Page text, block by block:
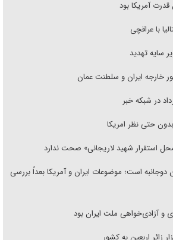
قدرت آمریکا بود
با عراقچی
سایه تهدید
خارجه ایران و سلطنت عمان
حتی نظر امریکا
محل استقرار شهید لاریجانی» صحت ندارد
دوجانبه است؛ موضوعات ایران و آمریکا بعداً بررسی
و آزادی‌خواهی ملت ایران بود